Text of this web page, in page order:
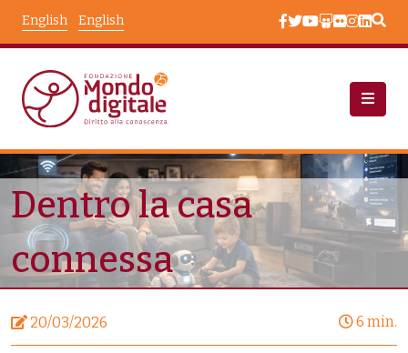
English
English
Node View
Dentro la casa
connessa
20/03/2026 6 min.